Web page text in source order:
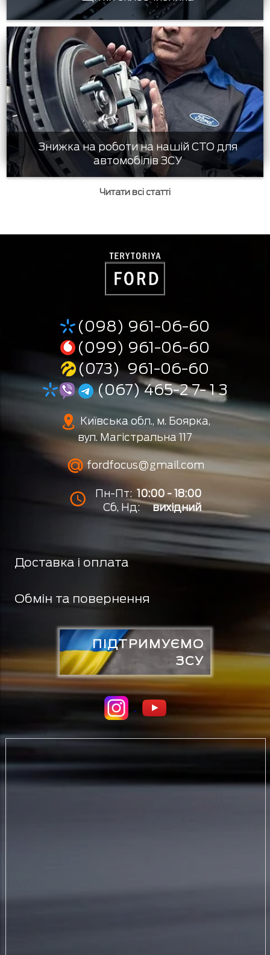
Знижка на роботи на нашій СТО для
автомобілів ЗСУ
Читати всі статті
(098) 961-06-60
(099) 961-06-60
(073) 961-06-60
(067) 465-2 7- 1 3
Київська обл., м. Боярка,
вул. Магістральна 117
fordfocus@gmail.com
Пн-Пт: 10:00 - 18:00
Сб, Нд:
вихідний
Доставка і оплата
Обмін та повернення
ПІДТРИМУЄМО
ЗСУ